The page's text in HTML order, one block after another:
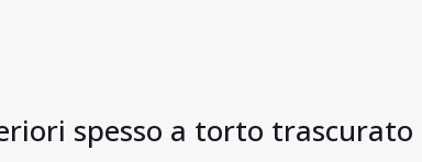
spesso a torto trascurato